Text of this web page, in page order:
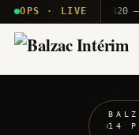
OPS · LIVE
T2E · B71 Push A320 —
14